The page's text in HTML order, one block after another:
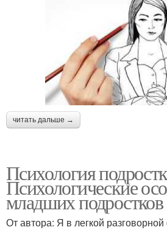
читать дальше →
Психология
Психологические
младших
От автора: Я в легкой